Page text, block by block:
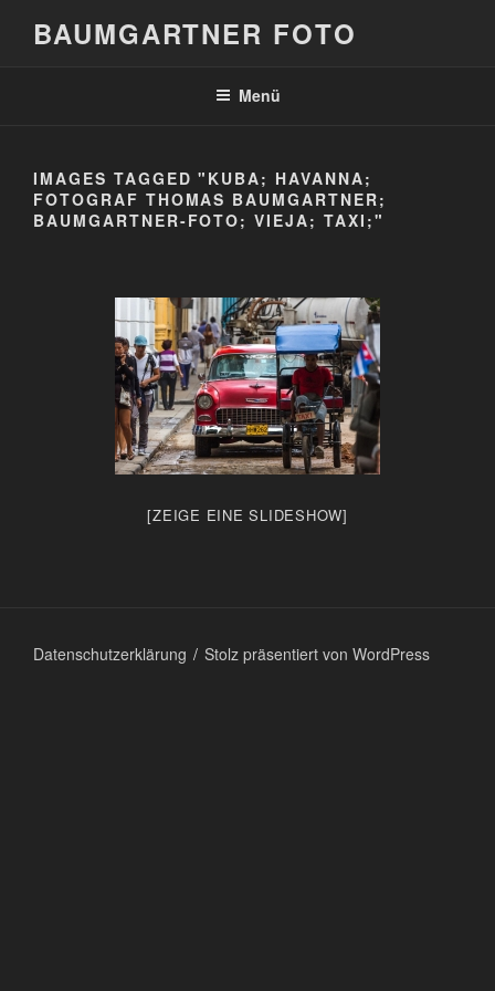
BAUMGARTNER FOTO
Menü
IMAGES TAGGED "KUBA; HAVANNA;
FOTOGRAF THOMAS BAUMGARTNER;
BAUMGARTNER-FOTO; VIEJA; TAXI;"
[ZEIGE EINE SLIDESHOW]
Datenschutzerklärung Stolz präsentiert von WordPress